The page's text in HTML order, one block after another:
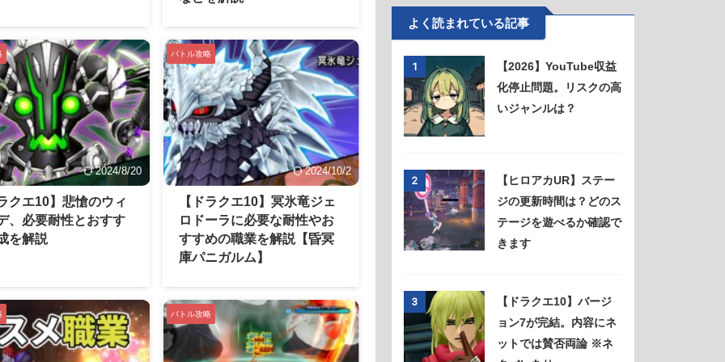
2024/8/20
クエ10】悲愴のウィ
、必要耐性とおすす
を解説
バトル攻略
2024/10/2
【ドラクエ10】冥氷竜ジェ
ロドーラに必要な耐性やお
すすめの職業を解説【昏冥
庫パニガルム】
バトル攻略
よく読まれている記事
1
【2026】YouTube収益
化停止問題。リスクの高
いジャンルは？
2
【ヒロアカUR】ステー
ジの更新時間は？どのス
テージを遊べるか確認で
きます
3
【ドラクエ10】バージ
ョン7が完結。内容にネ
ットでは賛否両論 ※ネ